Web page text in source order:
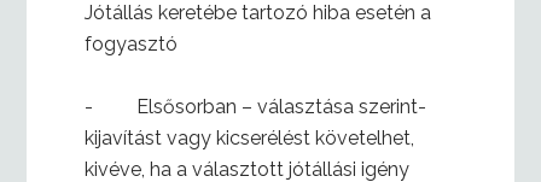
Jótállás keretébe tartozó hiba esetén a
fogyasztó
- Elsősorban – választása szerint-
kijavítást vagy kicserélést követelhet,
kivéve, ha a választott jótállási igény